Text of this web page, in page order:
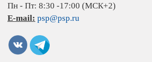
Пн - Пт: 8:30 -17:00 (МСК+2)
E-mail: psp@psp.ru